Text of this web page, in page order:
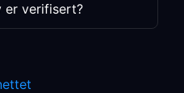
er verifisert?